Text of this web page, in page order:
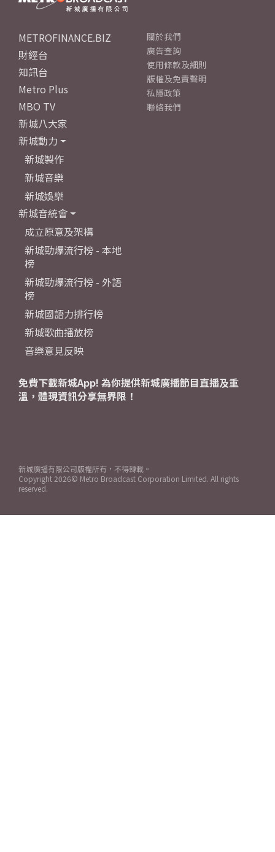
METROFINANCE.BIZ
財經台
知訊台
Metro Plus
MBO TV
新城八大家
新城動力
新城製作
新城音樂
新城娛樂
新城音統會
成立原意及架構
新城勁爆流行榜 - 本地
榜
新城勁爆流行榜 - 外語
榜
新城國語力排行榜
新城歌曲播放榜
音樂意見反映
關於我們
廣告查詢
使用條款及細則
版權及免責聲明
私隱政策
聯絡我們
免費下載新城App! 為你提供新城廣播節目直播及重
溫，體現資訊分享無界限！
新城廣播有限公司版權所有，不得轉載。
Copyright 2026© Metro Broadcast Corporation Limited. All rights
reserved.